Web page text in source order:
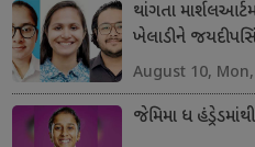
થાંગતા
ખેલાડીને
August 10,
જેમિમા ધ